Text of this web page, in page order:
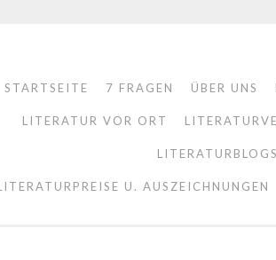
STARTSEITE 7 FRAGEN ÜBER UNS
LITERATUR VOR ORT
U. AUSZEICHNUNGEN